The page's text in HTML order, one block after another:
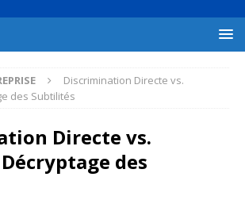
Discrimination Directe vs.
des Subtilités
Directe vs.
des